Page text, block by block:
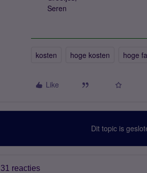
Seren
kosten hoge kosten hoge
Like
Dit topic is
31 reacties